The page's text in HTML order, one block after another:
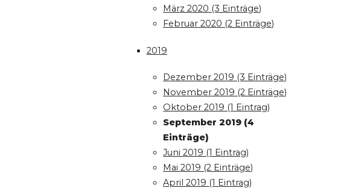
März 2020 (3 Einträge)
Februar 2020 (2 Einträge)
2019
Dezember 2019 (3 Einträge)
November 2019 (2 Einträge)
Oktober 2019 (1 Eintrag)
September 2019 (4
Einträge)
Juni 2019 (1 Eintrag)
Mai 2019 (2 Einträge)
April 2019 (1 Eintrag)